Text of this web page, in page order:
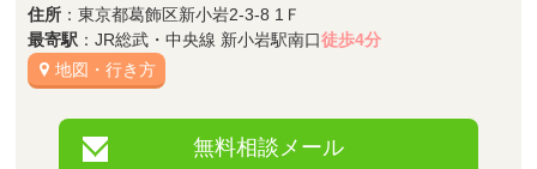
住所 ：東京都葛飾区新小岩2-3-8 1Ｆ
最寄駅 ：JR総武・中央線 新小岩駅南口徒歩4分
地図・行き方
無料相談メール